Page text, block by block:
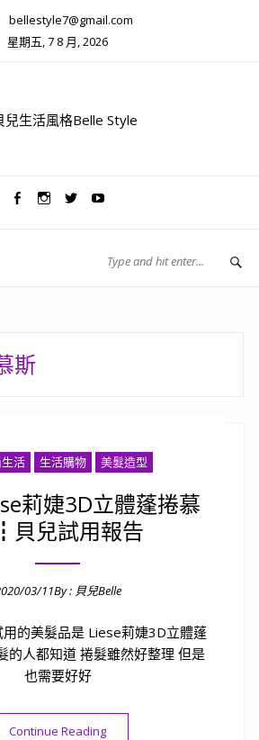
bellestyle7@gmail.com
星期五, 7 8 月, 2026
斯
活 生活購物 美髮造型
莉婕3D立體蓬捲慕
貝兒試用報告
03/11By : 貝兒Belle
的美髮品是 Liese莉婕3D立體蓬
的人都知道 捲髮雖然好整理 但是
也需要好好
Continue Reading“[美髮]Liese莉婕3D立體蓬